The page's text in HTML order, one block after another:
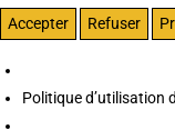
Accepter Refuser
Politique d’utilisation